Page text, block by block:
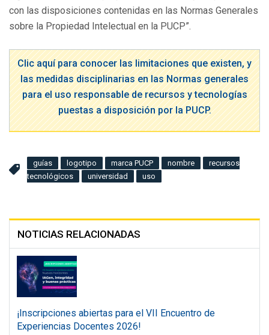
con las disposiciones contenidas en las Normas Generales
sobre la Propiedad Intelectual en la PUCP”.
Clic aquí para conocer las limitaciones que existen, y
las medidas disciplinarias en las Normas generales
para el uso responsable de recursos y tecnologías
puestas a disposición por la PUCP.
guías logotipo marca PUCP nombre
recursos
tecnológicos
universidad uso
NOTICIAS RELACIONADAS
¡Inscripciones abiertas para el VII Encuentro de
Experiencias Docentes 2026!